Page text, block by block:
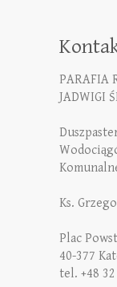
PARAFIA
JADWIGI
Ks.
Plac
40-377
tel. +48